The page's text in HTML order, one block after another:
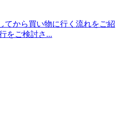
てから買い物に行く流れをご紹
をご検討さ...